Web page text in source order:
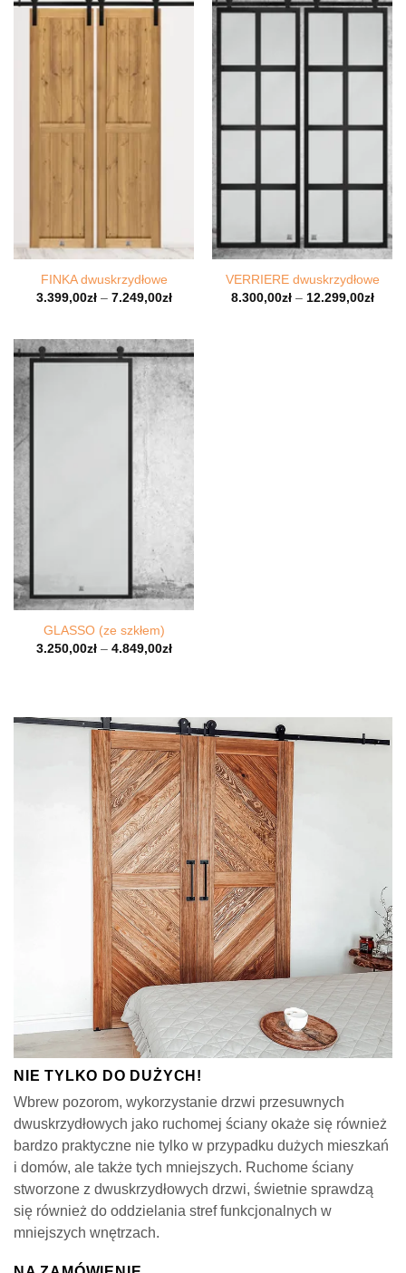
3.399,00zł–7.249,00zł
8.300,00zł –12.299,00zł
3.250,00zł –4.849,00zł
NIE TYLKO DO DUŻYCH!
dwuskrzydłowych jako ruchomej ściany okaże się również
bardzo praktyczne nie tylko w przypadku dużych mieszkań
i domów, ale także tych mniejszych. Ruchome ściany
stworzone z dwuskrzydłowych drzwi, świetnie sprawdzą
się również do oddzielania stref funkcjonalnych w
mniejszych wnętrzach.